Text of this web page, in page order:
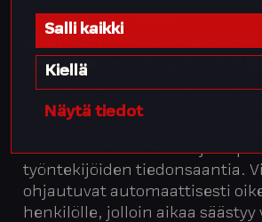
Salli kaikki
Kiellä
Näytä tiedot
erityisestitekoälyyn
tekoälyavusteista viestintää
esimerkiksi vastaa kysymyksiin
työehtosopimuksista.
voidaan automatisoida ja
työntekijöiden tiedonsaantia.
ohjautuvat automaattisesti
henkilölle, jolloin aikaa säästyy